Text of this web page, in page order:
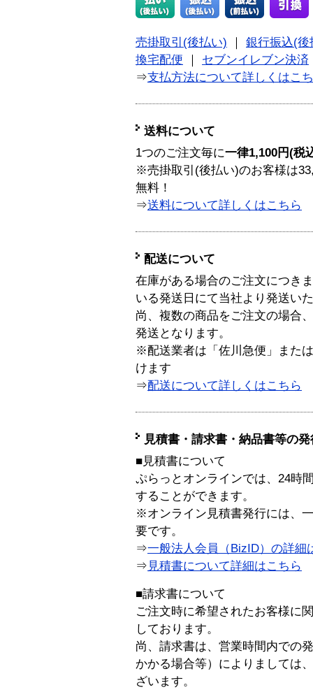
売掛取引(後払い)
銀行振込(後
換宅配便
セブンイレブン決済
⇒支払方法について詳しくはこ
送料について
1つのご注文毎に一律1,100円(税
※売掛取引(後払い)のお客様は
無料！
⇒送料について詳しくはこちら
配送について
在庫がある場合のご注文につき
いる発送日にて当社より発送い
尚、複数の商品をご注文の場合
発送となります。
※配送業者は「佐川急便」また
けます
⇒配送について詳しくはこちら
見積書・請求書・納品書等の
■見積書について
ぷらっとオンラインでは、24時
することができます。
※オンライン見積書発行には、
要です。
⇒一般法人会員（BizID）の詳細
⇒ 見積書について詳細はこちら
■請求書について
ご注文時に希望されたお客様に
しております。
尚、請求書は、営業時間内での
かかる場合等）によりましては
ざいます。